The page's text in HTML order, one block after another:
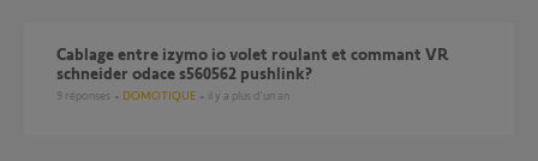
Cablage entre izymo io volet roulant et commant VR
schneider odace s560562 pushlink?
9 réponses DOMOTIQUE il y a plus d'un an